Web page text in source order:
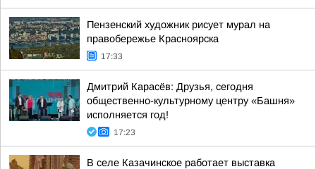
Пензенский художник рисует мурал на
правобережье Красноярска
17:33
Дмитрий Карасёв: Друзья, сегодня
общественно-культурному центру «Башня»
исполняется год!
17:23
В селе Казачинское работает выставка